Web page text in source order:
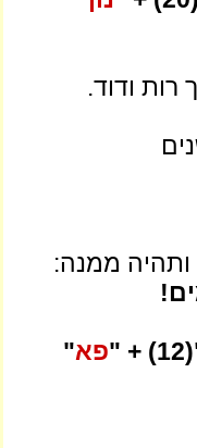
ודוד.
ותהיה ממנה:
פא"